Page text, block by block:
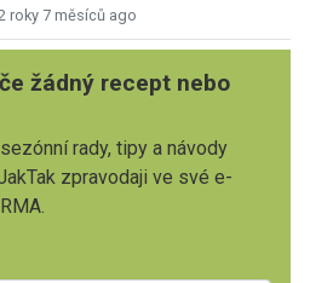
roky 7 měsíců ago
žádný recept nebo
rady, tipy a návody
zpravodaji ve své e-